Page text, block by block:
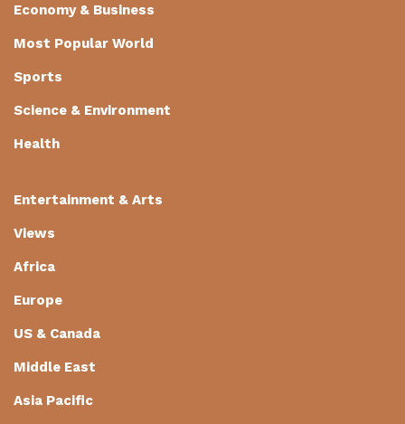
Economy & Business
Most Popular World
Sports
Science & Environment
Health
Entertainment & Arts
Views
Africa
Europe
US & Canada
Middle East
Asia Pacific